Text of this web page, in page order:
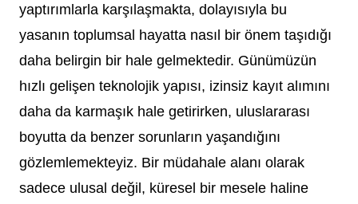
yaptırımlarla karşılaşmakta, dolayısıyla bu
yasanın toplumsal hayatta nasıl bir önem taşıdığı
daha belirgin bir hale gelmektedir. Günümüzün
hızlı gelişen teknolojik yapısı, izinsiz kayıt alımını
daha da karmaşık hale getirirken, uluslararası
boyutta da benzer sorunların yaşandığını
gözlemlemekteyiz. Bir müdahale alanı olarak
sadece ulusal değil, küresel bir mesele haline